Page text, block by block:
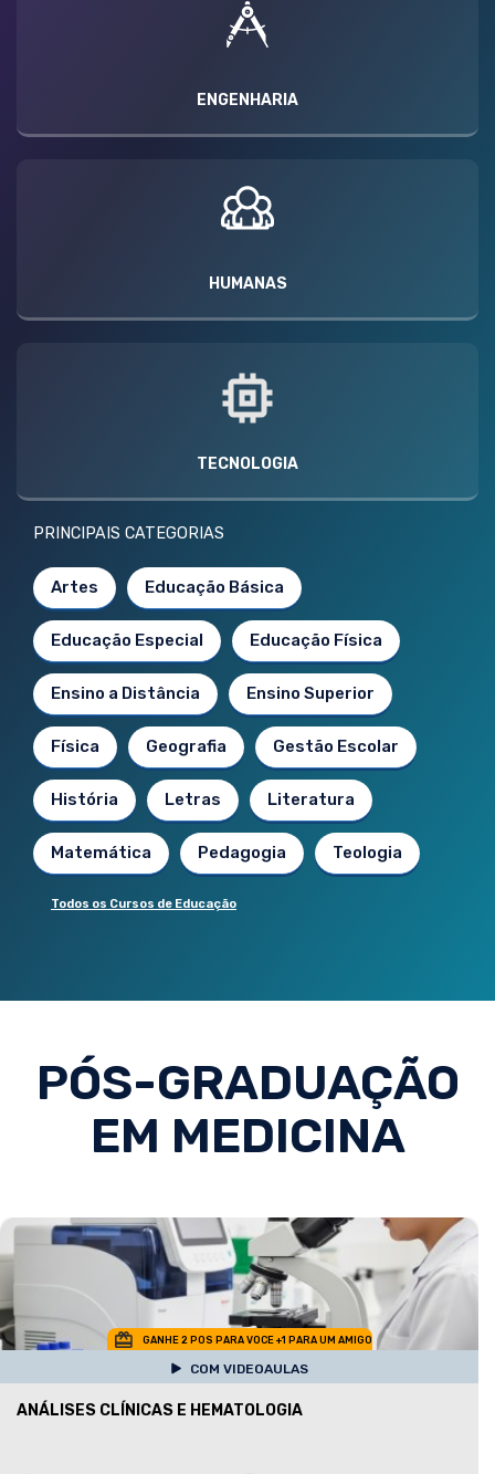
ENGENHARIA
HUMANAS
TECNOLOGIA
PRINCIPAIS CATEGORIAS
Artes Educação Básica
Educação Especial Educação Física
Ensino a Distância Ensino Superior
Física Geografia Gestão Escolar
História Letras Literatura
Matemática Pedagogia Teologia
Todos os Cursos de Educação
PÓS-GRADUAÇÃO
EM MEDICINA
GANHE 2 POS PARA VOCE +1 PARA UM AMIGO
COM VIDEOAULAS
ANÁLISES CLÍNICAS E HEMATOLOGIA